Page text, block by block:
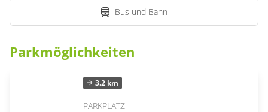
Bus und Bahn
Parkmöglichkeiten
3.2 km
PARKPLATZ